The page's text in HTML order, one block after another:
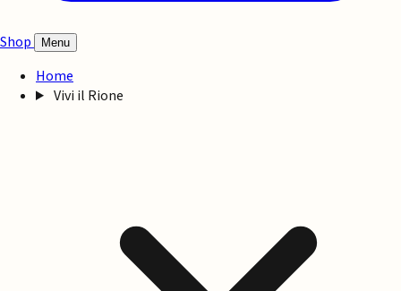
Shop Menu
Home
Vivi il Rione